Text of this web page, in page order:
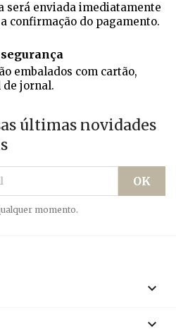
será enviada imediatamente
confirmação do pagamento.
embalados com cartão,
de jornal.
últimas novidades
momento.

